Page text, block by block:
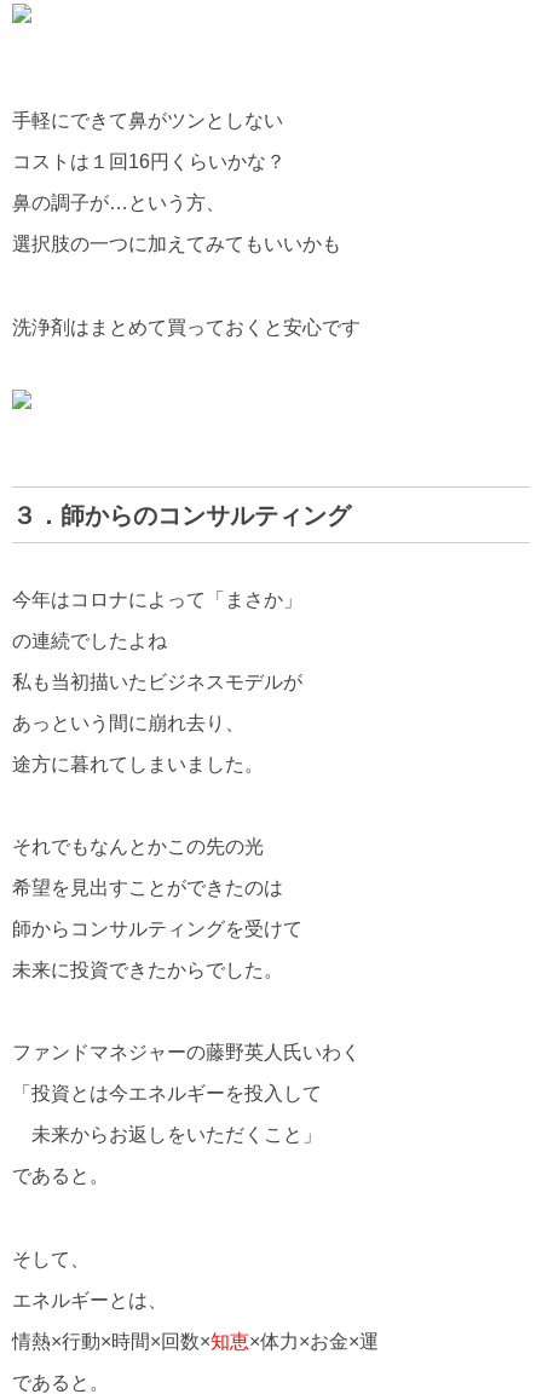
手軽にできて鼻がツンとしない
コストは１回16円くらいかな？
鼻の調子が…という方、
選択肢の一つに加えてみてもいいかも
洗浄剤はまとめて買っておくと安心です
３．師からのコンサルティング
今年はコロナによって「まさか」
の連続でしたよね
私も当初描いたビジネスモデルが
あっという間に崩れ去り、
途方に暮れてしまいました。
それでもなんとかこの先の光
希望を見出すことができたのは
師からコンサルティングを受けて
未来に投資できたからでした。
ファンドマネジャーの藤野英人氏いわく
「投資とは今エネルギーを投入して
未来からお返しをいただくこと」
であると。
そして、
エネルギーとは、
情熱×行動×時間×回数×知恵×体力×お金×運
であると。